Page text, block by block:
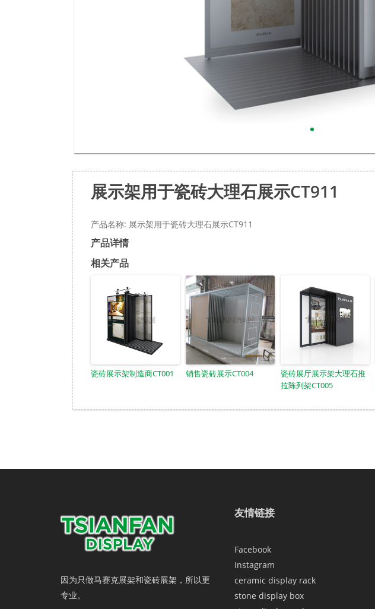
展示架用于瓷砖大理石展示CT911
产品名称: 展示架用于瓷砖大理石展示CT911
产品详情
相关产品
瓷砖展示架制造商CT001 销售瓷砖展示CT004
瓷砖展厅展示架大理石推
拉陈列架CT005
因为只做马赛克展架和瓷砖展架，所以更
专业。
友情链接
Facebook
Instagram
ceramic display rack
stone display box